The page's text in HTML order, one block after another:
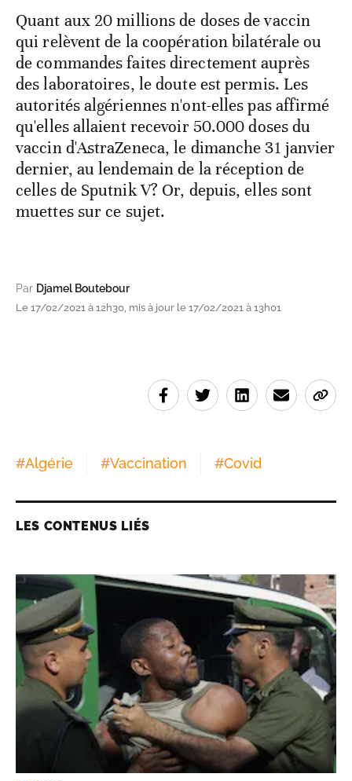
Quant aux 20 millions de doses de vaccin
qui relèvent de la coopération bilatérale ou
de commandes faites directement auprès
des laboratoires, le doute est permis. Les
autorités algériennes n'ont-elles pas affirmé
qu'elles allaient recevoir 50.000 doses du
vaccin d'AstraZeneca, le dimanche 31 janvier
dernier, au lendemain de la réception de
celles de Sputnik V? Or, depuis, elles sont
muettes sur ce sujet.
Par Djamel Boutebour
Le 17/02/2021 à 12h30, mis à jour le 17/02/2021 à 13h01
#Algérie #Vaccination #Covid
LES CONTENUS LIÉS